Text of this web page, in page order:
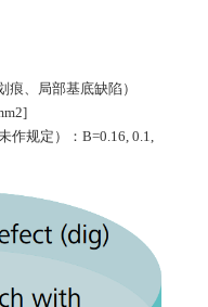
痕、局部基底缺陷）
作规定）： B=0.16, 0.1,